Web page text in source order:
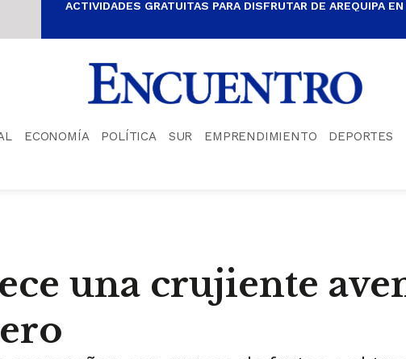
ACTIVIDADES GRATUITAS PARA DISFRUTAR DE AREQUIPA
ECONOMÍA POLÍTICA SUR EMPRENDIMIENTO DEPORTES
una crujiente